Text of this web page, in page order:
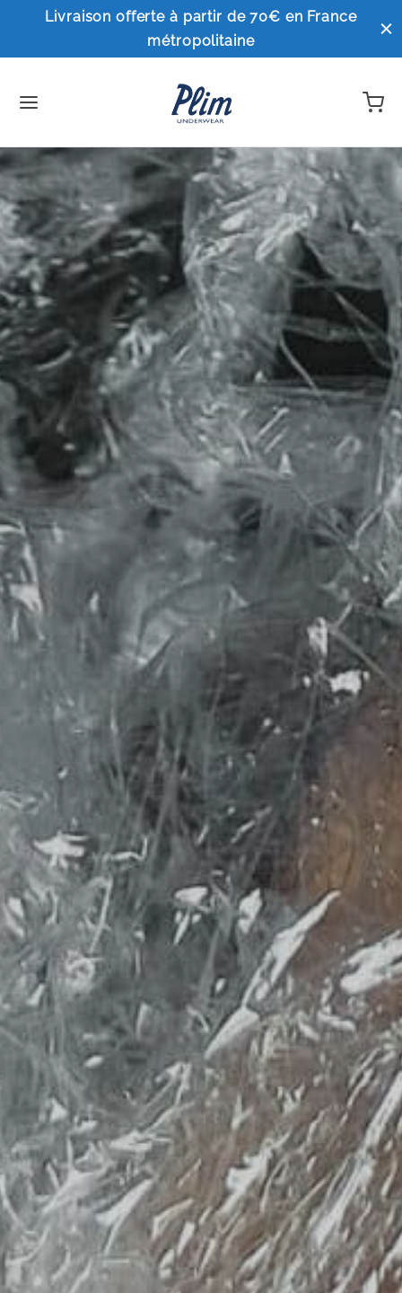
Livraison offerte à partir de 70€ en France
métropolitaine